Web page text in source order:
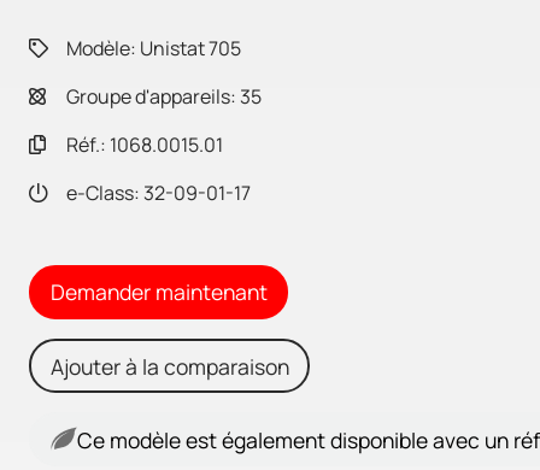
Modèle: Unistat 705
Groupe d'appareils: 35
Réf.: 1068.0015.01
e-Class: 32-09-01-17
Demander maintenant
Ajouter à la comparaison
Ce modèle est également disponible avec un